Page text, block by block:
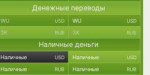
Денежные переводы
WU USD WU USD
ЗК RUB ЗК RUB
Наличные деньги
Наличные USD Наличные USD
Наличные RUB Наличные RUB